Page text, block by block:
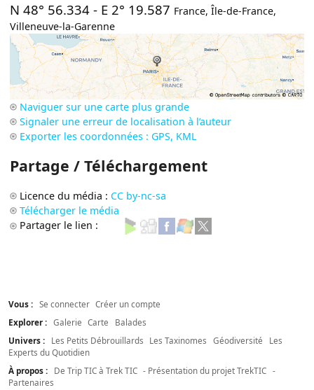
N 48° 56.334 - E 2° 19.587 France,Île-de-France,
Villeneuve-la-Garenne
Naviguer sur une carte plus grande
Signaler une erreur de localisation à l’auteur
Exporter les coordonnées : GPS, KML
Partage / Téléchargement
Licence du média : CC by-nc-sa
Télécharger le média
Partager le lien :
Vous : Se connecter Créer un compte
Explorer : Galerie Carte
Balades
Univers :
Les Petits Débrouillards Les Taxinomes Géodiversité
Les
Experts du Quotidien
À propos :
De Trip TIC à Trek TIC - Présentation du projet TrekTIC -
Partenaires